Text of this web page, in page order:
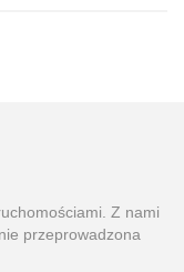
Z nami
przeprowadzona